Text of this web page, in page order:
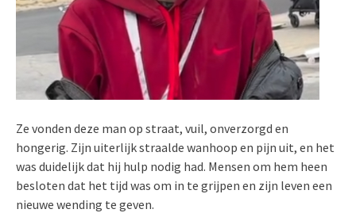
Ze vonden deze man op straat, vuil, onverzorgd en
hongerig. Zijn uiterlijk straalde wanhoop en pijn uit, en het
was duidelijk dat hij hulp nodig had. Mensen om hem heen
besloten dat het tijd was om in te grijpen en zijn leven een
nieuwe wending te geven.